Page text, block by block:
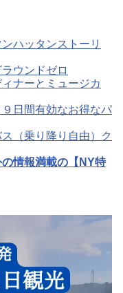
ハッタンストーリ
ウンドゼロ
ナーとミュージカ
日間有効なお得なパ
（乗り降り自由）ク
情報満載の【NY特